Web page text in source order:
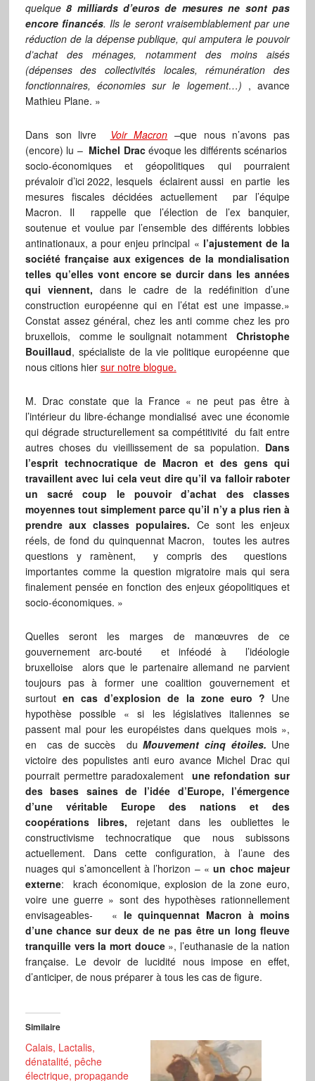
quelque8 milliards d’euros de mesures ne sont pas
encore financés. Ils le seront vraisemblablement par une
réduction de la dépense publique, qui amputera le pouvoir
d’achat des ménages, notamment des moins aisés
(dépenses des collectivités locales, rémunération des
fonctionnaires, économies sur le logement…) , avance
Mathieu Plane. »
Dans son livre Voir Macron –que nous n’avons pas
(encore) lu – Michel Dracévoque les différents scénarios
socio-économiques et géopolitiques qui pourraient
prévaloir d’ici 2022, lesquels éclairent aussi en partie les
mesures fiscales décidées actuellement par l’équipe
Macron. Il rappelle que l’élection de l’ex banquier,
soutenue et voulue par l’ensemble des différents lobbies
antinationaux, a pour enjeu principal « l’ajustement de la
société française aux exigences de la mondialisation
telles qu’elles vont encore se durcir dans les années
qui viennent, dans le cadre de la redéfinition d’une
construction européenne qui en l’état est une impasse.»
Constat assez général, chez les anti comme chez les pro
bruxellois, comme le soulignait notamment
Christophe
Bouillaud, spécialiste de la vie politique européenne que
nous citions hier sur notre blogue.
M. Drac constate que la France « ne peut pas être à
l’intérieur du libre-échange mondialisé avec une économie
qui dégrade structurellement sa compétitivité du fait entre
autres choses du vieillissement de sa population. Dans
l’esprit technocratique de Macron et des gens qui
travaillent avec lui cela veut dire qu’il va falloir raboter
un sacré coup le pouvoir d’achat des classes
moyennes tout simplement parce qu’il n’y a plus rien à
prendre aux classes populaires. Ce sont les enjeux
réels, de fond du quinquennat Macron, toutes les autres
questions y ramènent, y compris des questions
importantes comme la question migratoire mais qui sera
finalement pensée en fonction des enjeux géopolitiques et
socio-économiques. »
Quelles seront les marges de manœuvres de ce
gouvernement arc-bouté et inféodé à l’idéologie
bruxelloise alors que le partenaire allemand ne parvient
toujours pas à former une coalition gouvernement et
surtout en cas d’explosion de la zone euro ? Une
hypothèse possible « si les législatives italiennes se
passent mal pour les européistes dans quelques mois »,
en cas de succès du Mouvement cinq étoiles. Une
victoire des populistes anti euro avance Michel Drac qui
pourrait permettre paradoxalement une refondation sur
des bases saines de l’idée d’Europe, l’émergence
d’une véritable Europe des nations et des
coopérations libres, rejetant dans les oubliettes le
constructivisme technocratique que nous subissons
actuellement. Dans cette configuration, à l’aune des
nuages qui s’amoncellent à l’horizon – «un choc majeur
externe: krach économique, explosion de la zone euro,
voire une guerre » sont des hypothèses rationnellement
envisageables- « le quinquennat Macron à moins
d’une chance sur deux de ne pas être un long fleuve
tranquille vers la mort douce», l’euthanasie de la nation
française. Le devoir de lucidité nous impose en effet,
d’anticiper, de nous préparer à tous les cas de figure.
Similaire
Calais, Lactalis,
dénatalité, pêche
électrique, propagande